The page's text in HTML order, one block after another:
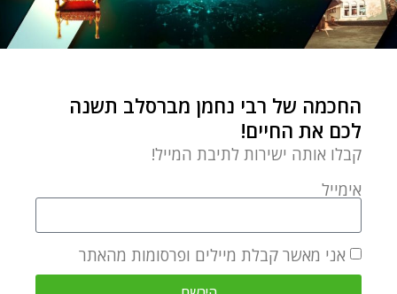
החכמה של רבי נחמן מברסלב תשנה
לכם את החיים!
קבלו אותה ישירות לתיבת המייל!
אימייל
אני מאשר קבלת מיילים ופרסומות מהאתר